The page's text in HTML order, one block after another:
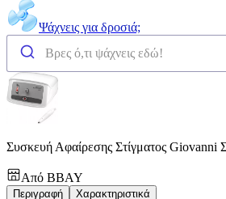
Ψάχνεις για δροσιά;
Συσκευή Αφαίρεσης Στίγματος Giovanni
Από BBAY
Περιγραφή Χαρακτηριστικά